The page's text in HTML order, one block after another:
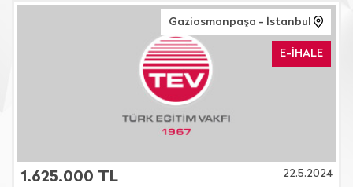
Gaziosmanpaşa - İstanbul
E-İHALE
1.625.000 TL
22.5.2024